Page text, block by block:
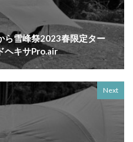
ら雪峰祭2023春限定ター
ヘキサPro.air
Next